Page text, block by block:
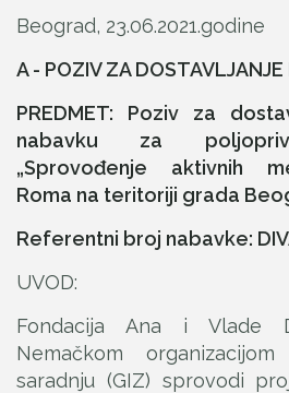
Beograd, 23.06.2021.godine
A - POZIV ZA
PREDMET: Poziv za
nabavku za
„Sprovođenje aktivnih
Roma na teritoriji grada
Referentni broj nabavke:
UVOD:
Fondacija Ana i Vlade
Nemačkom
saradnju (GIZ) sprovodi